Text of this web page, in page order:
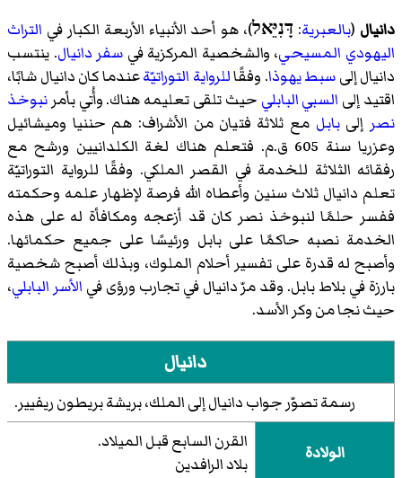
دانيال (بالعبرية: דָּנִיֵּאל)، هو أحد الأنبياء الأربعة الكبار في التراث
اليهودي المسيحي، والشخصية المركزية في سفر دانيال. ينتسب
دانيال إلىسبط يهوذا. وفقًاللرواية التوراتيّةعندما كان دانيال شابًا،
اقتيد إلى السبي البابلي حيث تلقى تعليمه هناك. وأُتي بأمر نبوخذ
نصر إلىبابل مع ثلاثة فتيان من الأشراف: هم حننيا وميشائيل
وعزريا سنة 605 ق.م. فتعلم هناك لغة الكلدانيين ورشح مع
رفقائه الثلاثة للخدمة في القصر الملكي. وفقًا للرواية التوراتيّة
تعلم دانيال ثلاث سنين وأعطاه الله فرصة لإظهار علمه وحكمته
ففسر حلمًا لنبوخذ نصر كان قد أزعجه ومكافأة له على هذه
الخدمة نصبه حاكمًا على بابل ورئيسًا على جميع حكمائها.
وأصبح له قدرة على تفسير أحلام الملوك، وبذلك أصبح شخصية
بارزة في بلاط بابل. وقد مرّ دانيال في تجارب ورؤى في الأسر البابلي،
حيث نجا من وكر الأسد.
دانيال
رسمة تصوّر جواب دانيال إلى الملك، بريشةبريطون ريفيير.
الولادة
القرن السابع قبل الميلاد.
بلاد الرافدين